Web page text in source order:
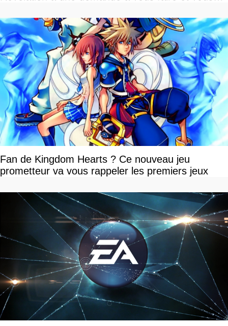
Fan de Kingdom Hearts ? Ce nouveau jeu
prometteur va vous rappeler les premiers jeux